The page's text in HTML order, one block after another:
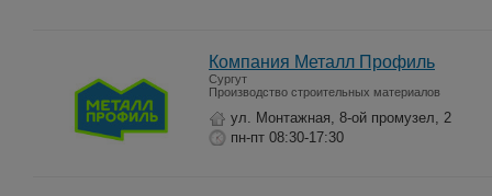
Компания Металл Профиль
Сургут
Производство строительных материалов
ул. Монтажная, 8-ой промузел, 2
пн-пт 08:30-17:30